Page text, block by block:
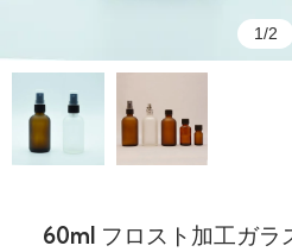
1/2
60ml フロスト加工ガラ